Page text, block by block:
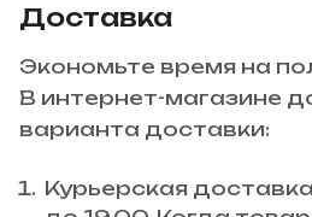
Доставка
Экономьте время на
В интернет-магазине
варианта доставки:
Курьерская